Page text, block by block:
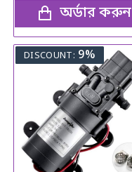
অর্ডার করুন
DISCOUNT: 9%